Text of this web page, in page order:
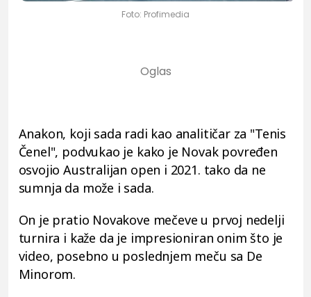
Foto: Profimedia
Anakon, koji sada radi kao analitičar za "Tenis
Čenel", podvukao je kako je Novak povređen
osvojio Australijan open i 2021. tako da ne
sumnja da može i sada.
On je pratio Novakove mečeve u prvoj nedelji
turnira i kaže da je impresioniran onim što je
video, posebno u poslednjem meču sa De
Minorom.